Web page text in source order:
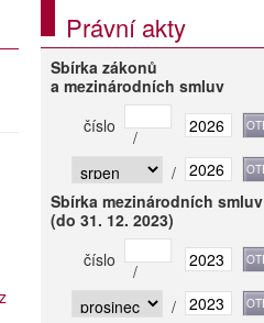
Právní akty
Sbírka zákonů
a mezinárodních smluv
číslo
/
/
Sbírka mezinárodních smluv
(do 31. 12. 2023)
číslo
/
/